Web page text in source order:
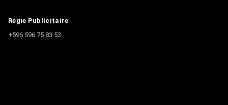
Régie Publicitaire
+596 596 75 83 53